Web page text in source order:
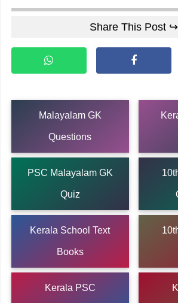
Share This Post ↪
Malayalam GK
Questions
PSC Malayalam GK
Quiz
Kerala School Text
Books
Kerala PSC